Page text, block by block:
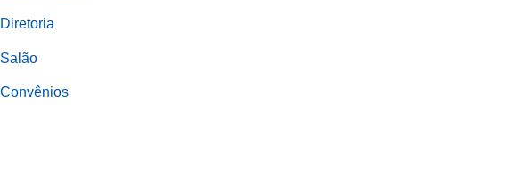
Diretoria
Salão
Convênios